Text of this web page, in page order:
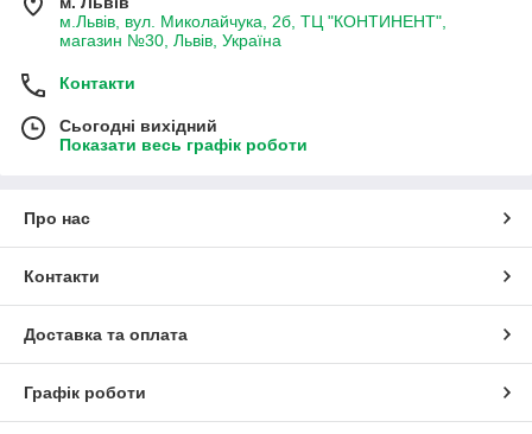
м.Львів, вул. Миколайчука, 2б, ТЦ "КОНТИНЕНТ",
магазин №30, Львів, Україна
Контакти
Сьогодні вихідний
Показати весь графік роботи
Про нас
Контакти
Доставка та оплата
Графік роботи